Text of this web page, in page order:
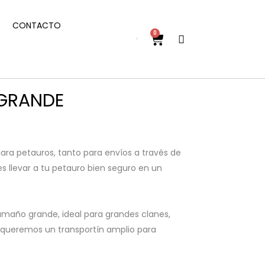
CONTACTO
0
petauros, tanto para envíos a través de
llevar a tu petauro bien seguro en un
grande, ideal para grandes clanes,
un transportín amplio para